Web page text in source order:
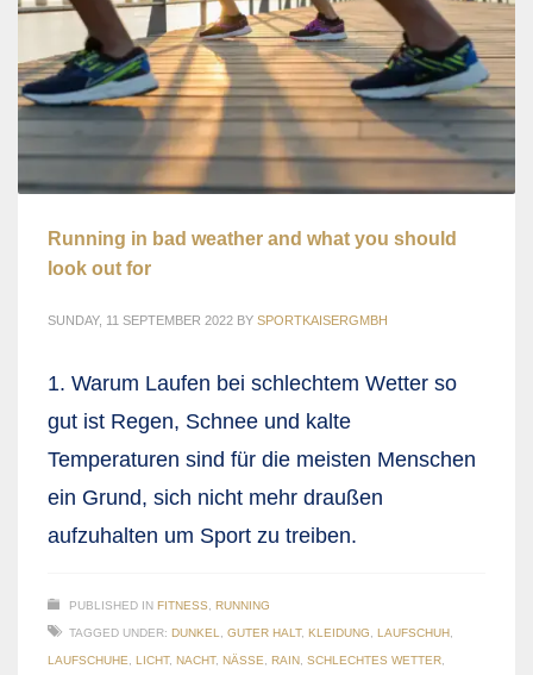
Running in bad weather and what you should
look out for
SUNDAY, 11 SEPTEMBER 2022 BY SPORTKAISERGMBH
1. Warum Laufen bei schlechtem Wetter so
gut ist Regen, Schnee und kalte
Temperaturen sind für die meisten Menschen
ein Grund, sich nicht mehr draußen
aufzuhalten um Sport zu treiben.
PUBLISHED IN FITNESS RUNNING
TAGGED UNDER: DUNKEL GUTER HALT, KLEIDUNG LAUFSCHUH
LAUFSCHUHE LICHT, NACHT, NÄSSE RAIN SCHLECHTES WETTER